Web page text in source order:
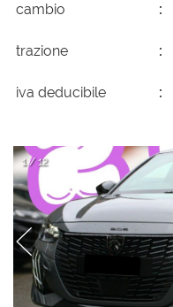
cambio
trazione
iva deducibile
1 / 12